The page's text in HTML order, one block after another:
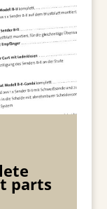
parts